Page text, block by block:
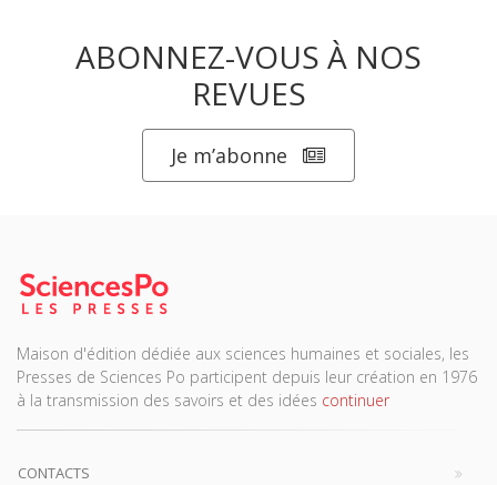
ABONNEZ-VOUS À NOS
REVUES
Je m’abonne
Maison d'édition dédiée aux sciences humaines et sociales, les
Presses de Sciences Po participent depuis leur création en 1976
à la transmission des savoirs et des idées continuer
CONTACTS